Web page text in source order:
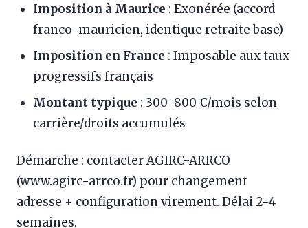
Imposition à Maurice : Exonérée (accord
franco-mauricien, identique retraite base)
Imposition en France : Imposable aux taux
progressifs français
Montant typique : 300-800 €/mois selon
carrière/droits accumulés
Démarche : contacter AGIRC-ARRCO
(www.agirc-arrco.fr) pour changement
adresse + configuration virement. Délai 2-4
semaines.